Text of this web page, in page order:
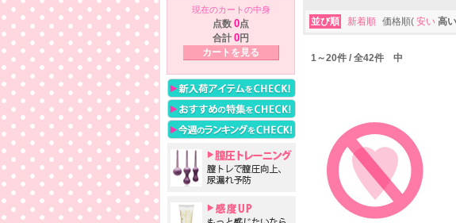
現在のカートの中身
点数 0点
合計 0円
カートを見る
並び順 新着順 価格順( 安い 高い
1～20件 / 全42件 中